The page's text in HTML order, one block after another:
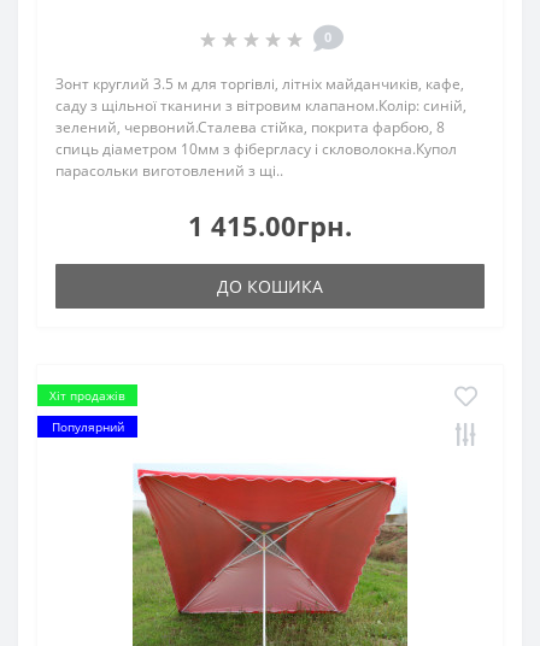
0
Зонт круглий 3.5 м для торгівлі, літніх майданчиків, кафе,
саду з щільної тканини з вітровим клапаном.Колір: синій,
зелений, червоний.Сталева стійка, покрита фарбою, 8
спиць діаметром 10мм з фібергласу і скловолокна.Купол
парасольки виготовлений з щі..
1 415.00грн.
ДО КОШИКА
Хіт продажів
Популярний